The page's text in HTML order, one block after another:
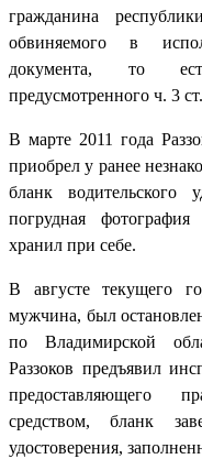
гражданина
обвиняемого в
документа, то
предусмотренного ч. 3
В марте 2011 года
приобрел у ранее
бланк водительского
погрудная
хранил при себе.
В августе текущего
мужчина, был
по Владимирской
Раззоков предъявил
предоставляющего
средством, бланк
удостоверения,